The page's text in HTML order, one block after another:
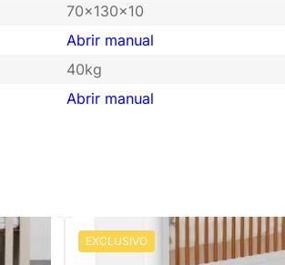
70x130x10
Abrir manual
40kg
Abrir manual
EXCLUSIVO PRONTA ENTREGA